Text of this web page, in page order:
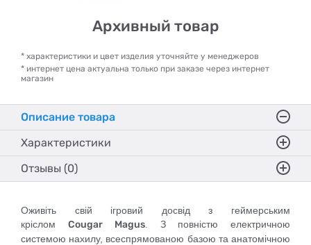
Архивный товар
* характеристики и цвет изделия уточняйте у менеджеров
* интернет цена актуальна только при заказе через интернет
магазин
Описание товара
Характеристики
Отзывы (0)
Оживіть свій ігровий досвід з геймерським
кріслом Cougar Magus . З повністю електричною
системою нахилу, всеспрямованою базою та анатомічною